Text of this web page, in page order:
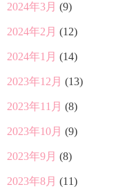
2024年3月 (9)
2024年2月 (12)
2024年1月 (14)
2023年12月 (13)
2023年11月 (8)
2023年10月 (9)
2023年9月 (8)
2023年8月 (11)